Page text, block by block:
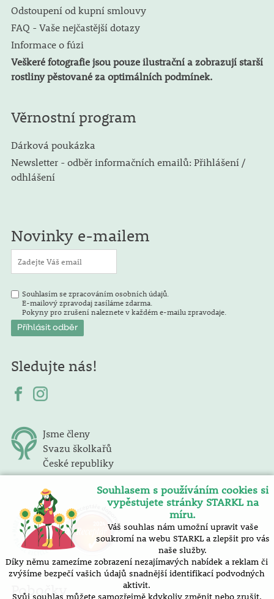
Odstoupení od kupní smlouvy
FAQ - Vaše nejčastější dotazy
Informace o fúzi
Veškeré fotografie jsou pouze ilustrační a zobrazují starší
rostliny pěstované za optimálních podmínek.
Věrnostní program
Dárková poukázka
Newsletter - odběr informačních emailů: Přihlášení /
odhlášení
Novinky e-mailem
Souhlasím se zpracováním osobních údajů.
E-mailový zpravodaj zasíláme zdarma.
Pokyny pro zrušení naleznete v každém e-mailu zpravodaje.
Sledujte nás!
Jsme členy
Svazu školkařů
České republiky
Pobočky
Souhlasem s používáním cookies si
vypěstujete stránky STARKL na
míru.
Váš souhlas nám umožní upravit vaše
soukromí na webu STARKL a zlepšit pro vás
naše služby.
Díky němu zamezíme zobrazení nezajímavých nabídek a reklam či
zvýšíme bezpečí vašich údajů snadnější identifikací podvodných
aktivit.
Svůj souhlas můžete samozřejmě kdykoliv změnit nebo zrušit.